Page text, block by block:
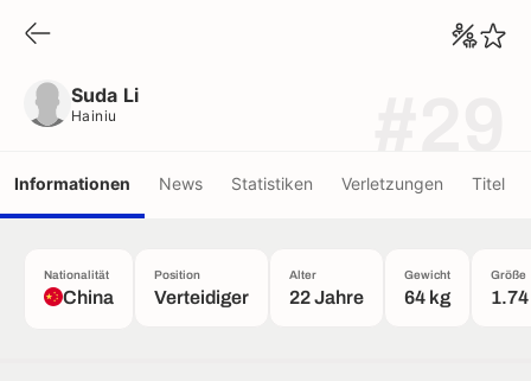
Suda Li
Hainiu
Informationen News Statistiken Verletzungen Titel
Nationalität
China
Position
Verteidiger
Alter
22 Jahre
Gewicht
64 kg
Größe